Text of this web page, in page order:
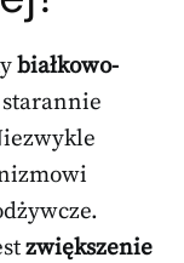
białkowo-
zwiększenie